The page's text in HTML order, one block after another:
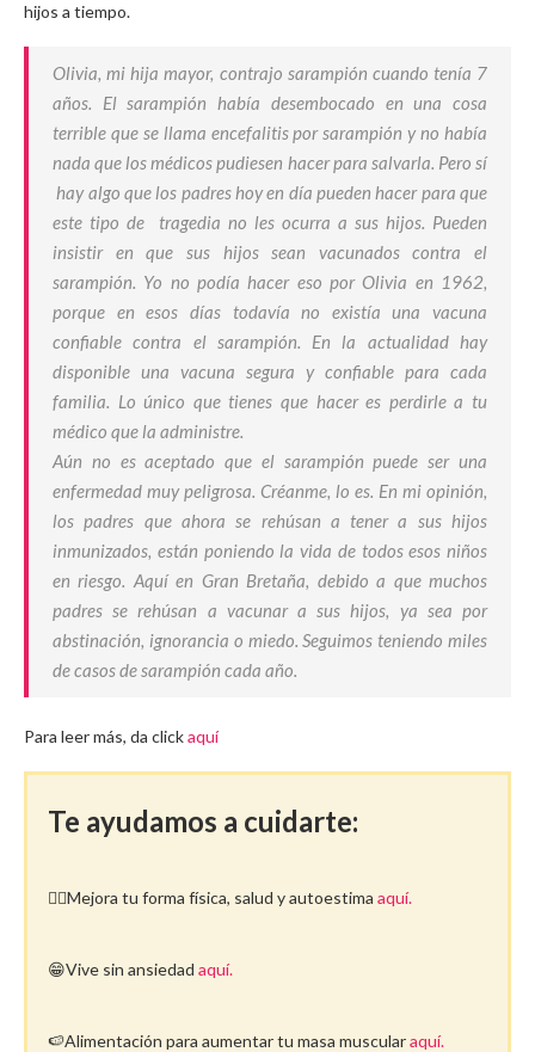
hijos a tiempo.
Olivia, mi hija mayor, contrajo sarampión cuando tenía 7
años. El sarampión había desembocado en una cosa
terrible que se llama encefalitis por sarampión y no había
nada que los médicos pudiesen hacer para salvarla. Pero sí
hay algo que los padres hoy en día pueden hacer para que
este tipo de tragedia no les ocurra a sus hijos. Pueden
insistir en que sus hijos sean vacunados contra el
sarampión. Yo no podía hacer eso por Olivia en 1962,
porque en esos días todavía no existía una vacuna
confiable contra el sarampión. En la actualidad hay
disponible una vacuna segura y confiable para cada
familia. Lo único que tienes que hacer es perdirle a tu
médico que la administre.
Aún no es aceptado que el sarampión puede ser una
enfermedad muy peligrosa. Créanme, lo es. En mi opinión,
los padres que ahora se rehúsan a tener a sus hijos
inmunizados, están poniendo la vida de todos esos niños
en riesgo. Aquí en Gran Bretaña, debido a que muchos
padres se rehúsan a vacunar a sus hijos, ya sea por
abstinación, ignorancia o miedo. Seguimos teniendo miles
de casos de sarampión cada año.
Para leer más, da clickaquí
Te ayudamos a cuidarte:
🤸‍♀️Mejora tu forma física, salud y autoestima aquí.
😁Vive sin ansiedad aquí.
🍉Alimentación para aumentar tu masa muscularaquí.